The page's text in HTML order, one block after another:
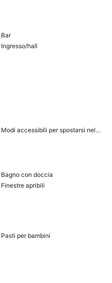
Bar
Ingresso/hall
Modi accessibili per spostarsi nell'hotel
Bagno con doccia
Finestre apribili
Pasti per bambini